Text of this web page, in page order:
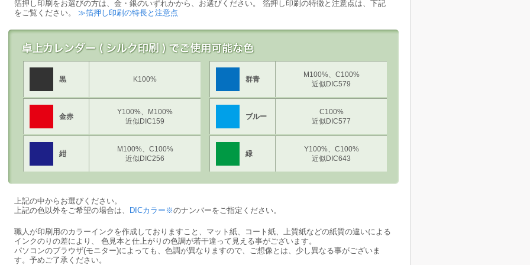
箔押し印刷をお選びの方は、金・銀のいずれかから、お選びください。 箔押し印刷の特徴と注意点は、下記
をご覧ください。 ≫箔押し印刷の特長と注意点
黒 K100%
金赤
Y100%、M100%
近似DIC159
紺
M100%、C100%
近似DIC256
群青
M100%、C100%
近似DIC579
ブルー
C100%
近似DIC577
緑
Y100%、C100%
近似DIC643
上記の中からお選びください。
上記の色以外をご希望の場合は、
DICカラー※のナンバーをご指定ください。
職人が印刷用のカラーインクを作成しておりますこと、マット紙、コート紙、上質紙などの紙質の違いによる
インクのりの差により、 色見本と仕上がりの色調が若干違って見える事がございます。
パソコンのブラウザ(モニター)によっても、色調が異なりますので、ご想像とは、少し異なる事がございま
す。予めご了承ください。